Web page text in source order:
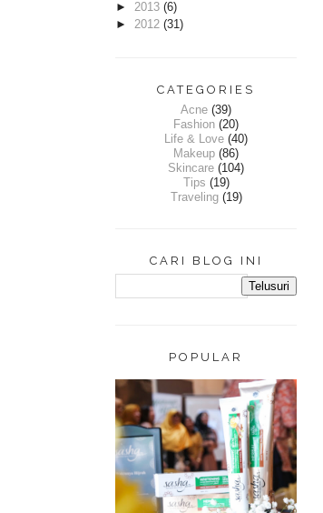
► 2013 (6)
► 2012 (31)
CATEGORIES
Acne (39)
Fashion (20)
Life & Love (40)
Makeup (86)
Skincare (104)
Tips (19)
Traveling (19)
CARI BLOG INI
POPULAR